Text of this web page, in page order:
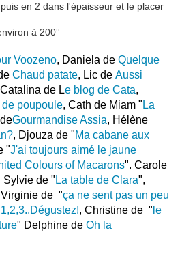
en 2 dans l'épaisseur et le placer
à 200°
Voozeno, Daniela de Quelque
Chaud patate, Lic de Aussi
de Le blog de Cata,
de poupoule, Cath de Miam " La
Gourmandise Assia, Hélène
, Djouza de "Ma cabane aux
"J'ai toujours aimé le jaune
Colours of Macarons". Carole
Sylvie de " La table de Clara",
Virginie de "ça ne sent pas un peu
1,2,3..Dégustez!, Christine de " le
" Delphine de Oh la